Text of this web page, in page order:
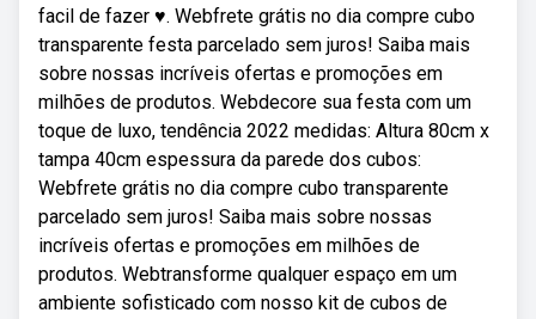
facil de fazer ♥. Webfrete grátis no dia compre cubo
transparente festa parcelado sem juros! Saiba mais
sobre nossas incríveis ofertas e promoções em
milhões de produtos. Webdecore sua festa com um
toque de luxo, tendência 2022 medidas: Altura 80cm x
tampa 40cm espessura da parede dos cubos:
Webfrete grátis no dia compre cubo transparente
parcelado sem juros! Saiba mais sobre nossas
incríveis ofertas e promoções em milhões de
produtos. Webtransforme qualquer espaço em um
ambiente sofisticado com nosso kit de cubos de